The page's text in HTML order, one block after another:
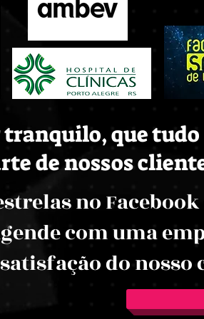
que
de nossos
no Facebook
com uma
do nosso